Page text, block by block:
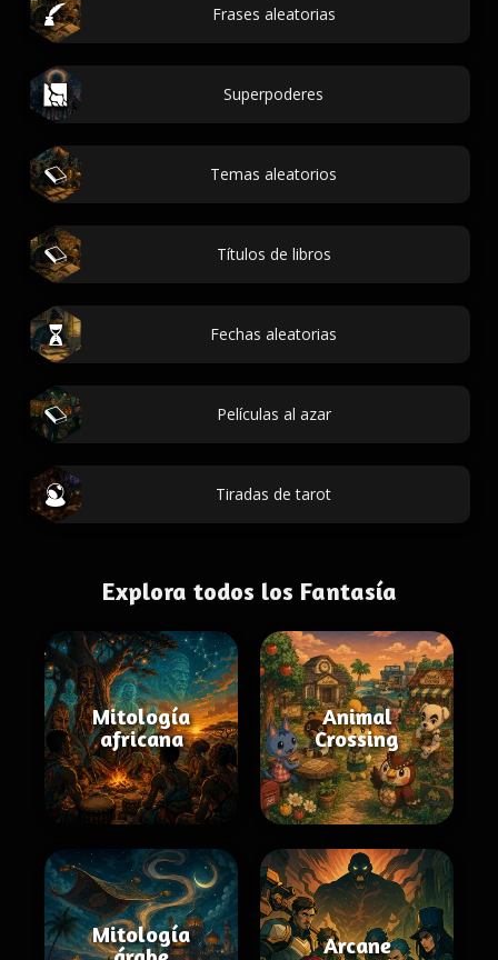
Frases aleatorias
Superpoderes
Temas aleatorios
Títulos de libros
Fechas aleatorias
Películas al azar
Tiradas de tarot
Explora todos los Fantasía
Mitología
africana
Animal
Crossing
Mitología
Arcane